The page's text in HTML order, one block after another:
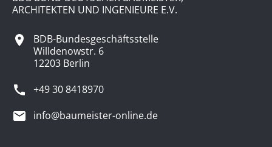
ARCHITEKTEN UND INGENIEURE E.V.
BDB-Bundesgeschäftsstelle
Willdenowstr. 6
12203 Berlin
+49 30 8418970
info@baumeister-online.de